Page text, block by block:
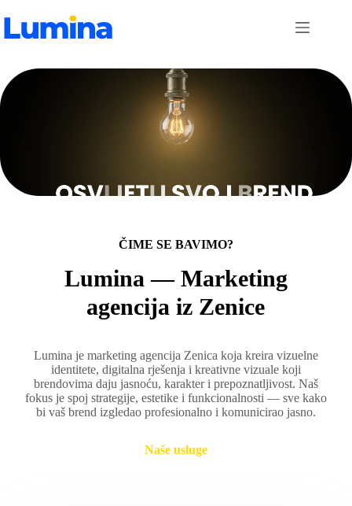
to
content
ČIME SE BAVIMO?
Lumina — Marketing
agencija iz Zenice
Lumina je marketing agencija Zenica koja kreira vizuelne
identitete, digitalna rješenja i kreativne vizuale koji
brendovima daju jasnoću, karakter i prepoznatljivost. Naš
fokus je spoj strategije, estetike i funkcionalnosti — sve kako
bi vaš brend izgledao profesionalno i komunicirao jasno.
Naše usluge